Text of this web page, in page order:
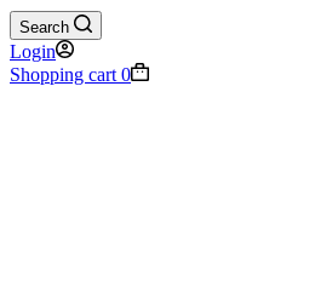
Search
Login
Shopping cart 0